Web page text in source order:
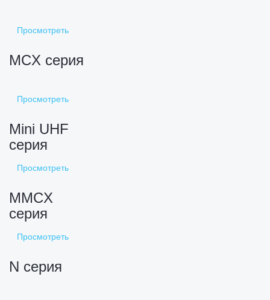
Просмотреть
MCX серия
Просмотреть
Mini UHF
серия
Просмотреть
MMCX
серия
Просмотреть
N серия